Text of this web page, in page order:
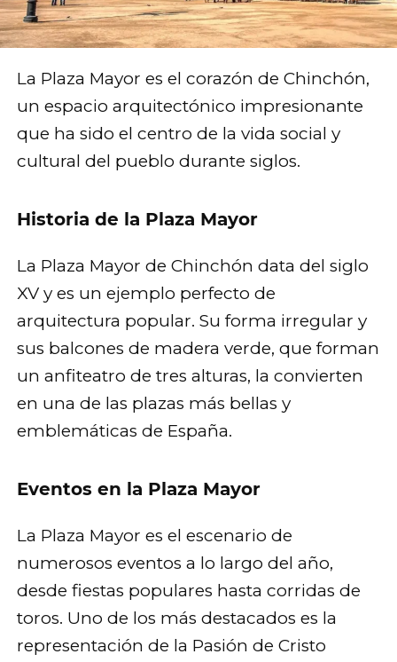
La Plaza Mayor es el corazón de Chinchón,
un espacio arquitectónico impresionante
que ha sido el centro de la vida social y
cultural del pueblo durante siglos.
Historia de la Plaza Mayor
La Plaza Mayor de Chinchón data del siglo
XV y es un ejemplo perfecto de
arquitectura popular. Su forma irregular y
sus balcones de madera verde, que forman
un anfiteatro de tres alturas, la convierten
en una de las plazas más bellas y
emblemáticas de España.
Eventos en la Plaza Mayor
La Plaza Mayor es el escenario de
numerosos eventos a lo largo del año,
desde fiestas populares hasta corridas de
toros. Uno de los más destacados es la
representación de la Pasión de Cristo